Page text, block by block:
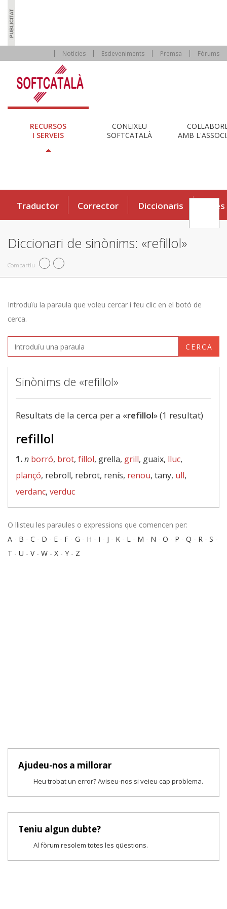
Notícies Esdeveniments Premsa Fòrums
RECURSOS
I SERVEIS
CONEIXEU
SOFTCATALÀ
AMB
Traductor Corrector Diccionaris Eines
Diccionari de sinònims: «refillol»
Compartiu
Introduïu la paraula que voleu cercar i feu clic en el botó de
cerca.
CERCA
Sinònims de «refillol»
Resultats de la cerca per a «refillol» (1 resultat)
refillol
1.n borró, brot, fillol, grella, grill, guaix, lluc,
plançó, rebroll, rebrot, renís, renou, tany, ull,
verdanc, verduc
O llisteu les paraules o expressions que comencen per:
A - B - C - D - E - F - G - H - I - J - K - L - M - N - O - P - Q - R - S -
T - U - V- W - X - Y - Z
Ajudeu-nos a millorar
Heu trobat un error? Aviseu-nos si veieu cap problema.
Teniu algun dubte?
Al fòrum resolem totes les qüestions.